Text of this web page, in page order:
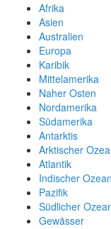
Afrika
Asien
Australien
Europa
Karibik
Mittelamerika
Naher Osten
Nordamerika
Südamerika
Antarktis
Arktischer
Atlantik
Indischer Ozean
Pazifik
Südlicher
Gewässer